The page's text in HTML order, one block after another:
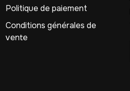
Politique de paiement
Conditions générales de
vente